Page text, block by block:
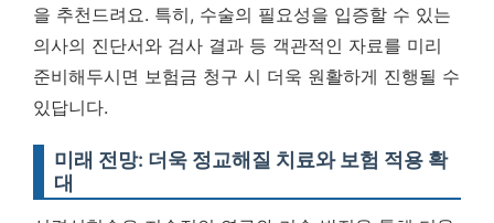
을 추천드려요. 특히, 수술의 필요성을 입증할 수 있는
의사의 진단서와 검사 결과 등 객관적인 자료를 미리
준비해두시면 보험금 청구 시 더욱 원활하게 진행될 수
있답니다.
미래 전망: 더욱 정교해질 치료와 보험 적용 확
대